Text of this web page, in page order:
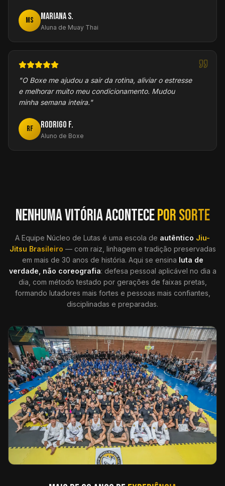
MS Mariana S.
Aluna de Muay Thai
"O Boxe me ajudou a sair da rotina, aliviar o estresse
e melhorar muito meu condicionamento. Mudou
minha semana inteira."
RF Rodrigo F.
Aluno de Boxe
NENHUMA VITÓRIA ACONTECEPOR SORTE
A Equipe Núcleo de Lutas é uma escola de autêntico Jiu-
Jitsu Brasileiro — com raiz, linhagem e tradição preservadas
em mais de 30 anos de história. Aqui se ensina luta de
verdade, não coreografia: defesa pessoal aplicável no dia a
dia, com método testado por gerações de faixas pretas,
formando lutadores mais fortes e pessoas mais confiantes,
disciplinadas e preparadas.